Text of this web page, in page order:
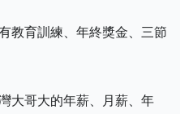
教育訓練、年終獎金、三節
大哥大的年薪、月薪、年